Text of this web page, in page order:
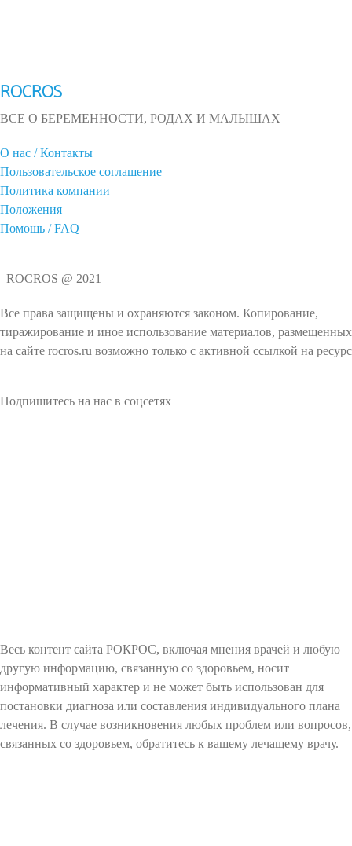
ROCROS
ВСЕ О БЕРЕМЕННОСТИ, РОДАХ И МАЛЫШАХ
О нас / Контакты
Пользовательское соглашение
Политика компании
Положения
Помощь / FAQ
ROCROS @ 2021
Все права защищены и охраняются законом. Копирование,
тиражирование и иное использование материалов, размещенных
на сайте rocros.ru возможно только с активной ссылкой на ресурс
Подпишитесь на нас в соцсетях
Весь контент сайта РОКРОС, включая мнения врачей и любую
другую информацию, связанную со здоровьем, носит
информативный характер и не может быть использован для
постановки диагноза или составления индивидуального плана
лечения. В случае возникновения любых проблем или вопросов,
связанных со здоровьем, обратитесь к вашему лечащему врачу.